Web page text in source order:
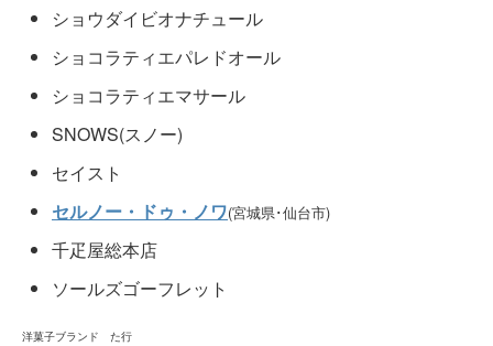
ショウダイビオナチュール
ショコラティエパレドオール
ショコラティエマサール
SNOWS(スノー)
セイスト
セルノー・ドゥ・ノワ(宮城県･仙台市)
千疋屋総本店
ソールズゴーフレット
洋菓子ブランド た行